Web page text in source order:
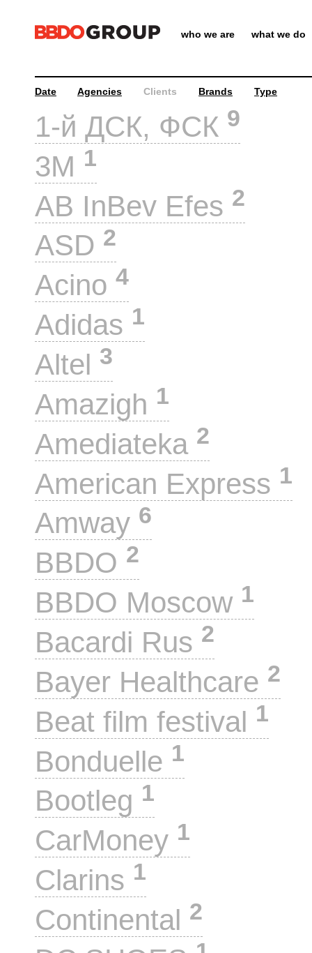
who we are what we do
Date Agencies Clients Brands Type
1-й ДСК, ФСК 9
3M 1
AB InBev Efes 2
ASD 2
Acino 4
Adidas 1
Altel 3
Amazigh 1
Amediateka 2
American Express 1
Amway 6
BBDO 2
BBDO Moscow 1
Bacardi Rus 2
Bayer Healthcare 2
Beat film festival 1
Bonduelle 1
Bootleg 1
CarMoney 1
Clarins 1
Continental 2